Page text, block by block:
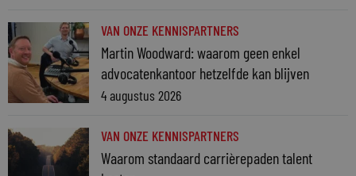
VAN ONZE KENNISPARTNERS
Martin Woodward: waarom geen enkel
advocatenkantoor hetzelfde kan blijven
4 augustus 2026
VAN ONZE KENNISPARTNERS
Waarom standaard carrièrepaden talent